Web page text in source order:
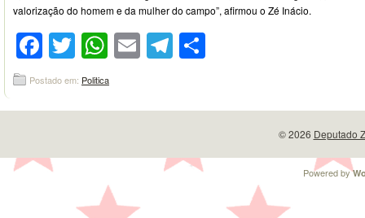
valorização do homem e da mulher do campo”, afirmou o Zé Inácio.
Facebook
Twitter
WhatsApp
EmailTelegram
Postado em: Politica
© 2026 Deputado
Powered by